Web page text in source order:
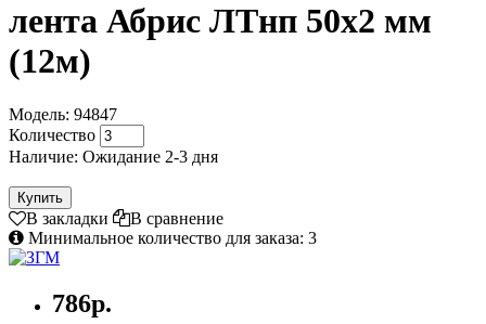
лента Абрис ЛТнп 50х2 мм
(12м)
Модель: 94847
Количество
Наличие: Ожидание 2-3 дня
Купить
В закладки
В сравнение
Минимальное количество для заказа: 3
786р.